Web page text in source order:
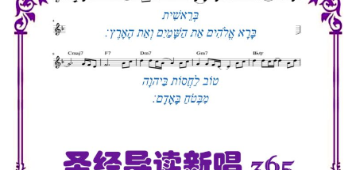
主日讲道
圣经导读新唱
属灵书籍